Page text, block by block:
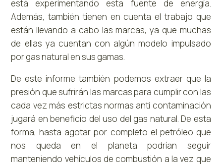
está experimentando esta fuente de energía.
Además, también tienen en cuenta el trabajo que
están llevando a cabo las marcas, ya que muchas
de ellas ya cuentan con algún modelo impulsado
por gas natural en sus gamas.
De este informe también podemos extraer que la
presión que sufrirán las marcas para cumplir con las
cada vez más estrictas normas anti contaminación
jugará en beneficio del uso del gas natural. De esta
forma, hasta agotar por completo el petróleo que
nos queda en el planeta podrían seguir
manteniendo vehículos de combustión a la vez que